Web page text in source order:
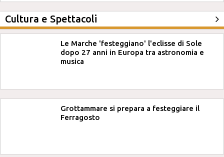
Cultura e Spettacoli
Le Marche 'festeggiano' l'eclisse di Sole
dopo 27 anni in Europa tra astronomia e
musica
Grottammare si prepara a festeggiare il
Ferragosto